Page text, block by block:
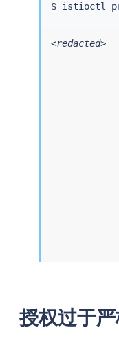
$ istioctl
<redacted>
授权过于